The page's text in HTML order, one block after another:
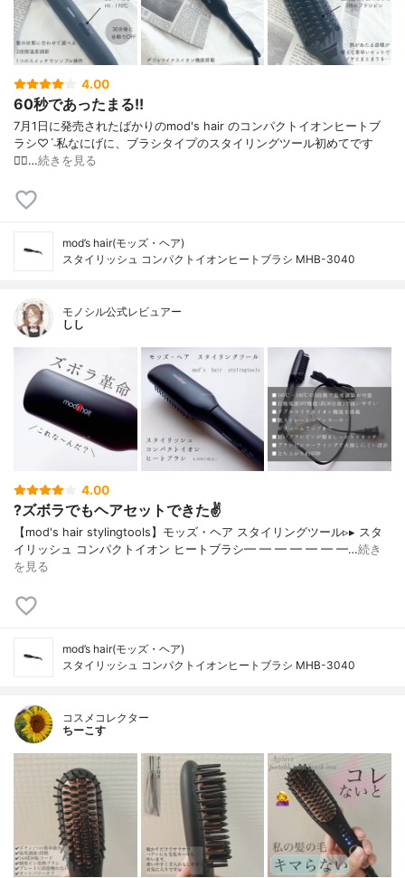
4.00
60秒であったまる!!
7月1日に発売されたばかりの mod's hair のコンパクトイオンヒートブ
ラシ♡ˊ˗ 私なにげに、ブラシタイプの スタイリングツール初めてです
◡̈⃝…続きを見る
mod’s hair(モッズ・ヘア)
スタイリッシュ コンパクトイオンヒートブラシ MHB-3040
モノシル公式レビュアー
しし
4.00
?ズボラでもヘアセットできた✌️
【mod's hair stylingtools】モッズ・ヘア スタイリングツール▹▸ スタ
イリッシュ コンパクトイオン ヒートブラシ━ ━ ━ ━ ━ ━ ━…続き
を見る
mod’s hair(モッズ・ヘア)
スタイリッシュ コンパクトイオンヒートブラシ MHB-3040
コスメコレクター
ちーこす